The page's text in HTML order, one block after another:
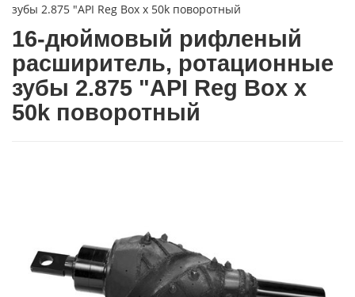
зубы 2.875 "API Reg Box x 50k поворотный
16-дюймовый рифленый
расширитель, ротационные
зубы 2.875 "API Reg Box x
50k поворотный